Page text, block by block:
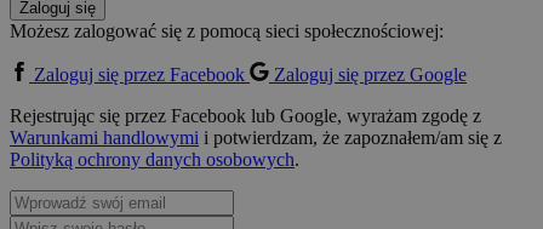
Zaloguj się
Możesz zalogować się z pomocą sieci społecznościowej:
Zaloguj się przez Facebook
Zaloguj się przez Google
Rejestrując się przez Facebook lub Google, wyrażam zgodę z
Warunkami handlowymi i potwierdzam, że zapoznałem/am się z
Polityką ochrony danych osobowych.